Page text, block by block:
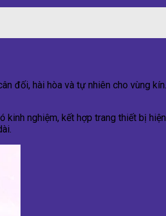
đối, hài hòa và tự nhiên cho vùng
nghiệm, kết hợp trang thiết bị